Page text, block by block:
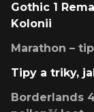
Gothic 1
Kolonii
Marathon –
Tipy a triky,
Borderlands